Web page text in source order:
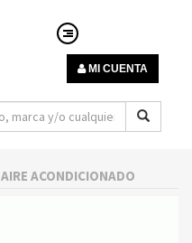
MI CUENTA
AIRE ACONDICIONADO